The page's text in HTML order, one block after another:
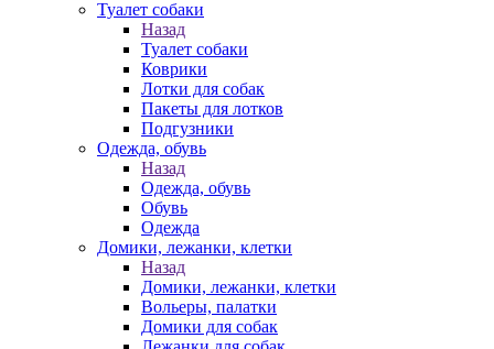
Туалет собаки
Назад
Туалет собаки
Коврики
Лотки для собак
Пакеты для лотков
Подгузники
Одежда, обувь
Назад
Одежда, обувь
Обувь
Одежда
Домики, лежанки, клетки
Назад
Домики, лежанки, клетки
Вольеры, палатки
Домики для собак